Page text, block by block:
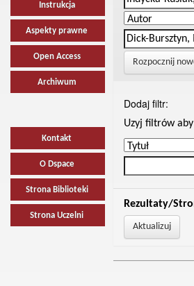
Instrukcja
Aspekty prawne
Open Access
Archiwum
Kontakt
O Dspace
Strona Biblioteki
Strona Uczelni
Rozpocznij
Dodaj filtr:
Uzyj filtrów
Rezultaty/